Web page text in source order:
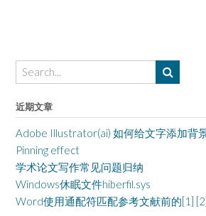
近期文章
Adobe Illustrator(ai) 如何给文字添加背
Pinning effect
学术论文写作常见问题归纳
Windows休眠文件hiberfil.sys
Word使用通配符匹配参考文献前的[1]